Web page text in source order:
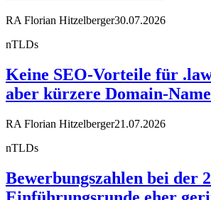
RA Florian Hitzelberger30.07.2026
nTLDs
Keine SEO-Vorteile für
aber kürzere Domain-
RA Florian Hitzelberger21.07.2026
nTLDs
Bewerbungszahlen bei der